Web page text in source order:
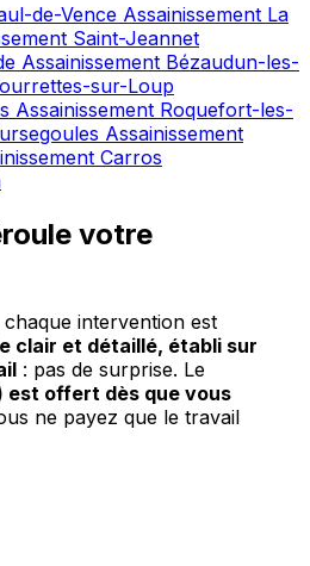
de-Vence Assainissement La
Saint-Jeannet
Assainissement Bézaudun-les-
sur-Loup
Assainissement Roquefort-les-
Assainissement
Carros
votre
chaque intervention est
clair et détaillé, établi sur
: pas de surprise. Le
est offert dès que vous
ne payez que le travail